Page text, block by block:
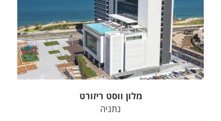
מלון ווסט ריזורט
נתניה
צפה בפרויקט